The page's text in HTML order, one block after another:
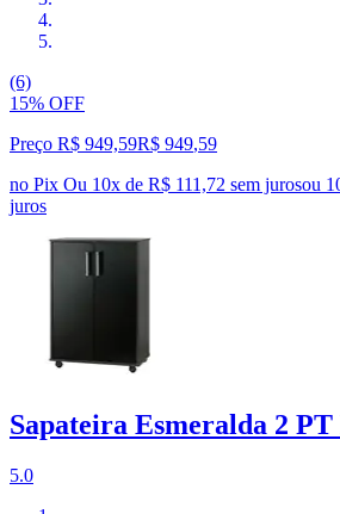
(6)
15% OFF
Preço R$ 949,59R$ 949,59
no Pix Ou 10x de R$ 111,72 sem jurosou
juros
Sapateira Esmeralda 2
5.0